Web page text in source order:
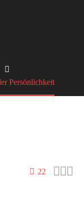
Persönlichkeit
22 